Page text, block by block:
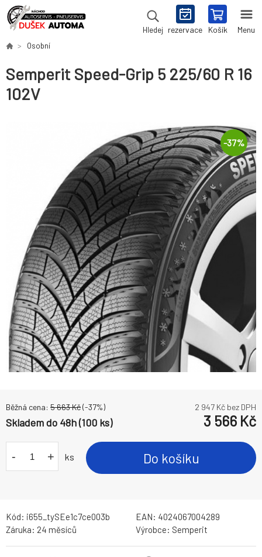
Hledej rezervace Košík Menu
Osobní
Semperit Speed-Grip 5 225/60 R 16
102V
-37%
Běžná cena: 5 663Kč(-37%) 2 947 Kč bez DPH
Skladem do 48h (100 ks) 3 566 Kč
- + ks Do košíku
Kód: i655_tySEe1c7ce003b EAN: 4024067004289
Záruka: 24 měsíců Výrobce: Semperit